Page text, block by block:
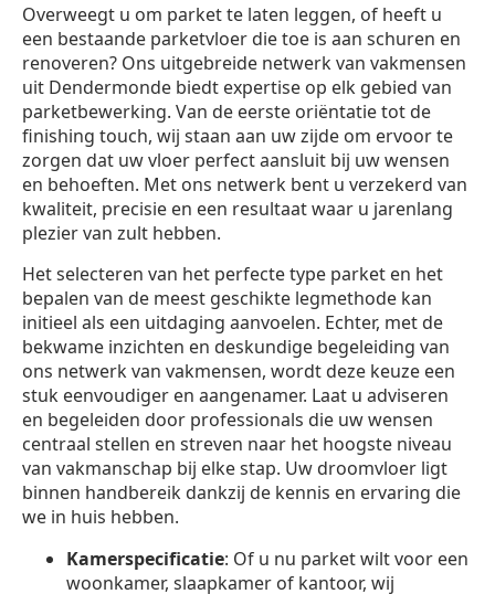
Overweegt u om parket te laten leggen, of heeft u
een bestaande parketvloer die toe is aan schuren en
renoveren? Ons uitgebreide netwerk van vakmensen
uit Dendermonde biedt expertise op elk gebied van
parketbewerking. Van de eerste oriëntatie tot de
finishing touch, wij staan aan uw zijde om ervoor te
zorgen dat uw vloer perfect aansluit bij uw wensen
en behoeften. Met ons netwerk bent u verzekerd van
kwaliteit, precisie en een resultaat waar u jarenlang
plezier van zult hebben.
Het selecteren van het perfecte type parket en het
bepalen van de meest geschikte legmethode kan
initieel als een uitdaging aanvoelen. Echter, met de
bekwame inzichten en deskundige begeleiding van
ons netwerk van vakmensen, wordt deze keuze een
stuk eenvoudiger en aangenamer. Laat u adviseren
en begeleiden door professionals die uw wensen
centraal stellen en streven naar het hoogste niveau
van vakmanschap bij elke stap. Uw droomvloer ligt
binnen handbereik dankzij de kennis en ervaring die
we in huis hebben.
Kamerspecificatie: Of u nu parket wilt voor een
woonkamer, slaapkamer of kantoor, wij